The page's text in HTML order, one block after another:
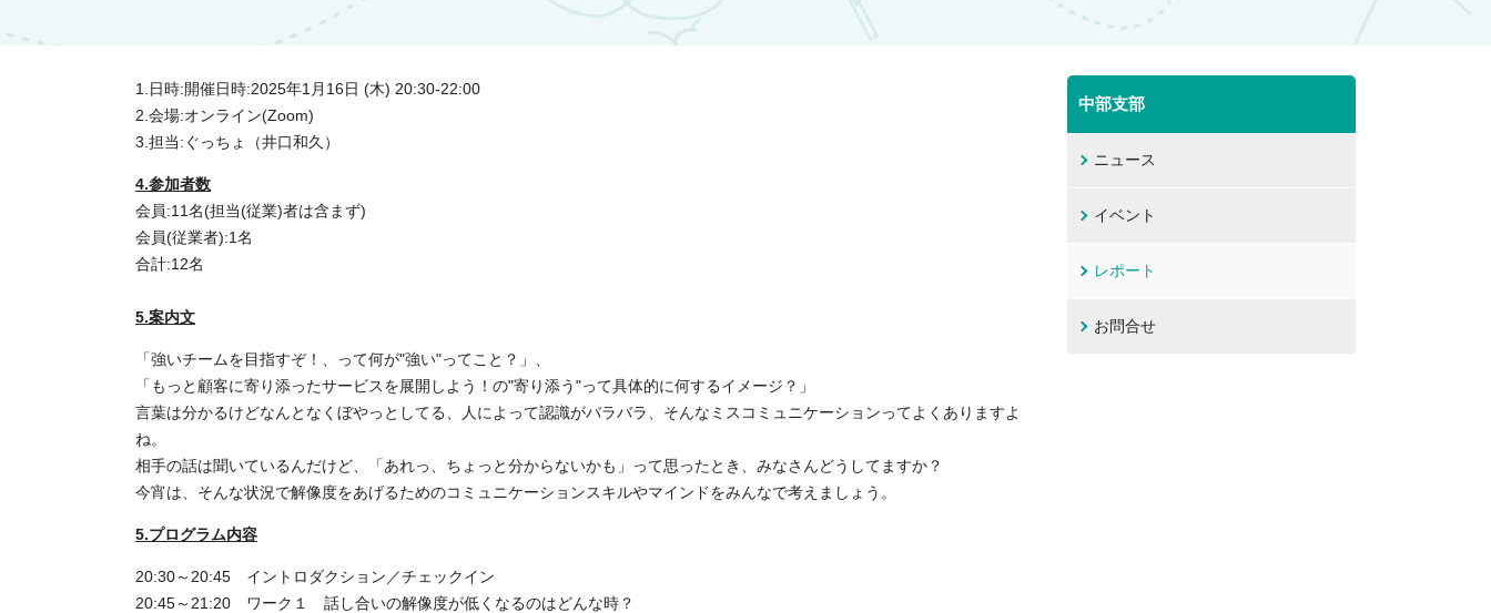
1.日時:開催日時:2025年1月16日 (木) 20:30-22:00
2.会場:オンライン(Zoom)
3.担当:ぐっちょ（井口和久）
4.参加者数
会員:11名(担当(従業)者は含まず)
会員(従業者):1名
合計:12名
5.案内文
「強いチームを目指すぞ！、って何が"強い"ってこと？」、
「もっと顧客に寄り添ったサービスを展開しよう！の"寄り添う"って具体的に何するイメージ？」
言葉は分かるけどなんとなくぼやっとしてる、
人によって認識がバラバラ、 そんなミスコミュニケーションってよくありますよ
ね。
相手の話は聞いているんだけど、「あれっ、 ちょっと分からないかも」って思ったとき、 みなさんどうしてますか？
今宵は、 そんな状況で解像度をあげるためのコミュニケーションスキルやマインドをみんなで考えましょう。
5.プログラム内容
20:30～20:45 イントロダクション／チェックイン
20:45～21:20 ワーク１ 話し合いの解像度が低くなるのはどんな時？
中部支部
ニュース
イベント
レポート
お問合せ